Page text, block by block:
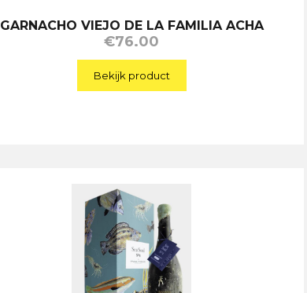
GARNACHO VIEJO DE LA FAMILIA ACHA
€76.00
Bekijk product